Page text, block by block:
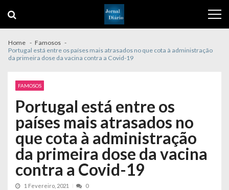
navigation
content
Home
Famosos
Portugal está entre os países mais atrasados no que cota à administração
da primeira dose da vacina contra a Covid-19
FAMOSOS
Portugal está entre os
países mais atrasados no
que cota à administração
da primeira dose da vacina
contra a Covid-19
1 Fevereiro, 2021 0